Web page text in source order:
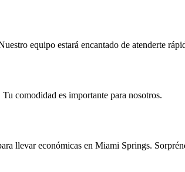
equipo estará encantado de atenderte
comodidad es importante para nosotros.
llevar económicas en Miami Springs.